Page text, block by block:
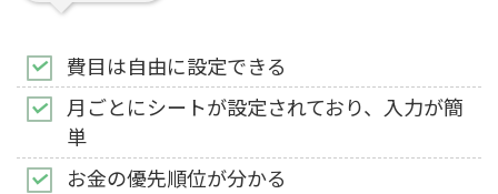
費目は自由に設定できる
月ごとにシートが設定されており、入力が簡
単
お金の優先順位が分かる